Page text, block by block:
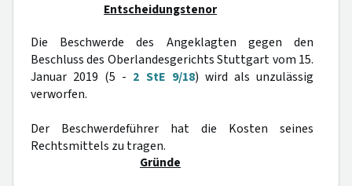
Entscheidungstenor
Die Beschwerde des Angeklagten gegen den
Beschluss des Oberlandesgerichts Stuttgart vom 15.
Januar 2019 (5 - 2 StE 9/18) wird als unzulässig
verworfen.
Der Beschwerdeführer hat die Kosten seines
Rechtsmittels zu tragen.
Gründe